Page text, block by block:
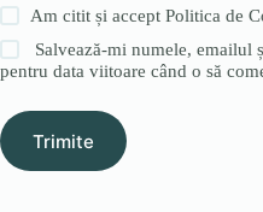
Am citit și acceptPolitica de
Salvează-mi numele, emailul
pentru data viitoare când o să
Trimite